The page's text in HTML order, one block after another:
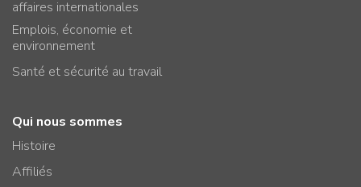
affaires internationales
Emplois, économie et
environnement
Santé et sécurité au travail
Qui nous sommes
Histoire
Affiliés